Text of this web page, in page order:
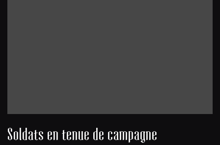
Soldats en tenue de campagne